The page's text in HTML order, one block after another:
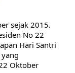
sejak 2015.
No 22
Hari Santri
Oktober